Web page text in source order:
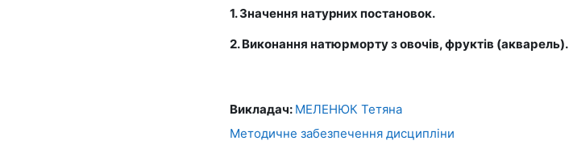
1. Значення натурних постановок.
2. Виконання натюрморту з овочів, фруктів (акварель).
Викладач: МЕЛЕНЮК Тетяна
Методичне забезпечення дисципліни